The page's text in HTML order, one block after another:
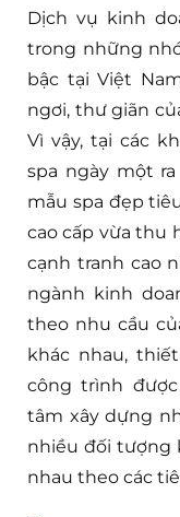
Dịch vụ kinh
trong những
bậc tại Việt
ngơi, thư giãn
Vì vậy, tại các
spa ngày một
mẫu spa đẹp
cao cấp vừa thu
cạnh tranh cao
ngành kinh
theo nhu cầu
khác nhau,
công trình
tâm xây dựng
nhiều đối tượng
nhau theo các